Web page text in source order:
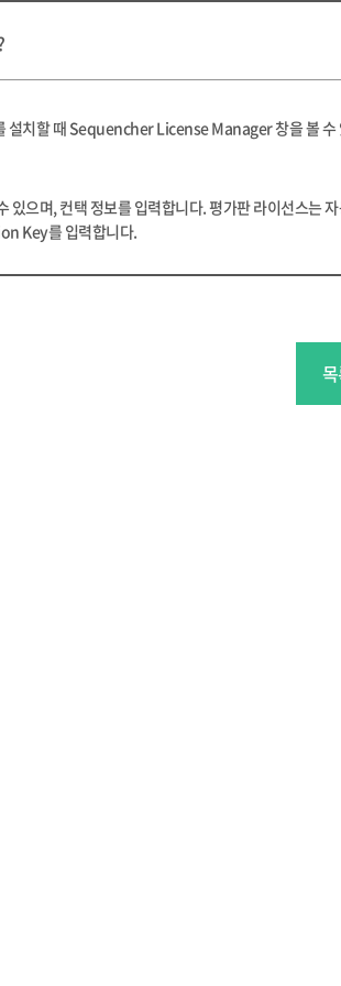
치할 때 Sequencher License Manager 창을 볼 수
으며, 컨택 정보를 입력합니다. 평가판 라이선스는
Key를 입력합니다.